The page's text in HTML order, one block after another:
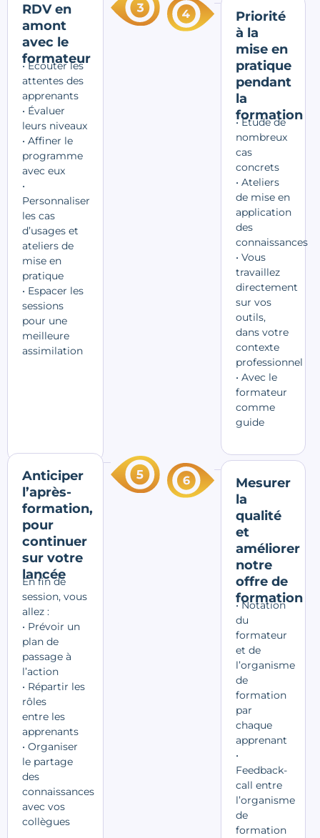
RDV en
amont
avec le
formateur
• Écouter les
attentes des
apprenants
• Évaluer
leurs niveaux
• Affiner le
programme
avec eux
•
Personnaliser
les cas
d’usages et
ateliers de
mise en
pratique
• Espacer les
sessions
pour une
meilleure
assimilation
Priorité
à la
mise en
pratique
pendant
la
formation
• Étude de
nombreux
cas
concrets
• Ateliers
de mise en
application
des
connaissances
• Vous
travaillez
directement
sur vos
outils,
dans votre
contexte
professionnel
• Avec le
formateur
comme
guide
Anticiper
l’après-
formation,
pour
continuer
sur votre
lancée
En fin de
session, vous
allez :
• Prévoir un
plan de
passage à
l’action
• Répartir les
rôles
entre les
apprenants
• Organiser
le partage
des
connaissances
avec vos
collègues
Mesurer
la
qualité
et
améliorer
notre
offre de
formation
• Notation
du
formateur
et de
l’organisme
de
formation
par
chaque
apprenant
•
Feedback-
call entre
l’organisme
de
formation